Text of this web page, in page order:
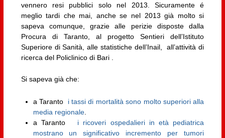
vennero resi pubblici solo nel 2013. Sicuramente é
meglio tardi che mai, anche se nel 2013 già molto si
sapeva comunque, grazie alle perizie disposte dalla
Procura di Taranto, al progetto Sentieri dell’Istituto
Superiore di Sanità, alle statistiche dell’Inail, all’attività di
ricerca del Policlinico di Bari .
Si sapeva già che:
a Taranto i tassi di mortalità sono molto superiori alla
media regionale.
a Taranto i ricoveri ospedalieri in età pediatrica
mostrano un significativo incremento per tumori